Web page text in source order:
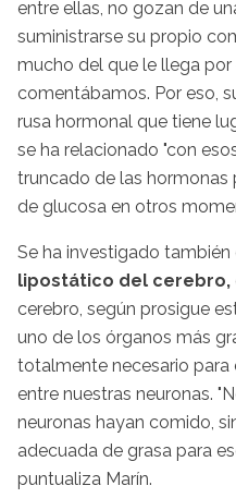
entre ellas, no gozan de
suministrarse su propio
mucho del que le llega
comentábamos. Por eso,
rusa hormonal que tiene
se ha relacionado "con
truncado de las hormonas
de glucosa en otros
Se ha investigado
lipostático del cerebro,
cerebro, según prosigue
uno de los órganos más
totalmente necesario para
entre nuestras neuronas.
neuronas hayan comido,
adecuada de grasa para
puntualiza Marín.